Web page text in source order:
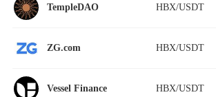
TempleDAO HBX/USDT
ZG.com HBX/USDT
Vessel Finance HBX/USDT